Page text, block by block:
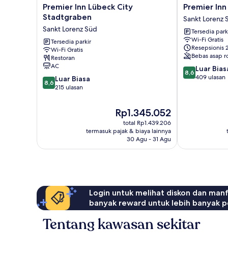
Premier
Inn
Lübeck
City
Stadtgraben
Sankt
Lorenz
Süd
Premier Inn Lübeck City
Stadtgraben
Sankt Lorenz Süd
Tersedia parkir
Wi-Fi Gratis
Restoran
AC
8.6
dari
8,6 Luar Biasa
215 ulasan
Harga
sekarang
Rp1.345.052
Rp1.345.052
total Rp1.439.206
termasuk pajak & biaya lainnya
30 Agu - 31 Agu
Premier
Inn
Lübeck
City
Centre
Sankt
Lorenz
Süd
Premier
Sankt Lorenz
Tersedia
Wi-Fi Gratis
Resepsionis
Bebas asap
8.6
dari
8,6 Luar
409 ulasan
Login untuk melihat diskon dan
banyak reward untuk lebih banyak
Tentang kawasan sekitar